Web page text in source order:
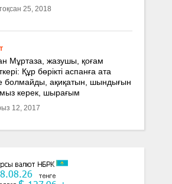
25, 2018
Мұртаза, жазушы, қоғам
Құр бөрікті аспанға ата
болмайды, ақиқатын, шындығын
керек, шырағым
12, 2017